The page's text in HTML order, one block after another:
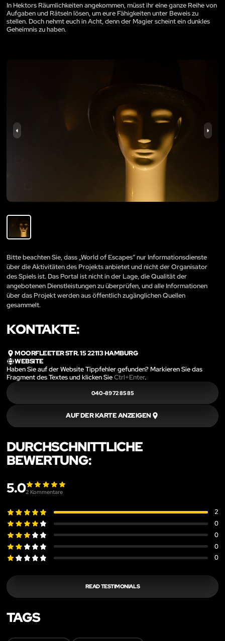
In Hektors Räumlichkeiten angekommen, müsst ihr eine ganze Reihe von
Aufgaben und Rätseln lösen, um eure Fähigkeiten unter Beweis zu
stellen. Doch nehmt euch in Acht, denn der Magier scheint ein dunkles
Geheimnis zu haben.
Bitte beachten Sie, dass „World of Escapes“ nur Informationsdienste
über die Aktivitäten des Projekts anbietet und nicht der Organisator
des Spiels ist. Das Portal ist nicht in der Lage, die Qualität der
angebotenen Dienstleistungen zu überprüfen, und alle Informationen
über das Projekt werden aus öffentlich zugänglichen Quellen
gesammelt.
KONTAKTE:
MOORFLEETER STR. 15 22113 HAMBURG
WEBSITE
Haben Sie auf der Website Tippfehler gefunden? Markieren Sie das
Fragment des Textes und klicken SieCtrl+Enter.
040-89 72 85 85
AUF DER KARTE ANZEIGEN
DURCHSCHNITTLICHE
BEWERTUNG:
5.02 Kommentare
2
0
0
0
0
READ TESTIMONIALS
TAGS